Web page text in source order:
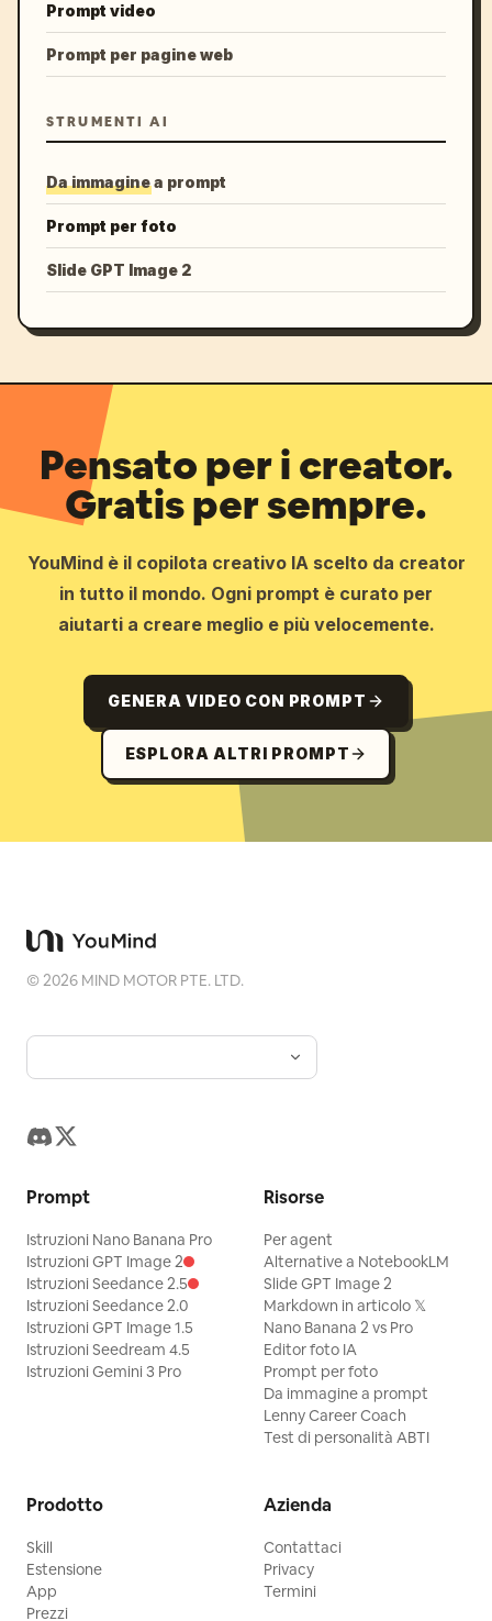
Prompt video
Prompt per pagine web
STRUMENTI AI
Da immagine a prompt
Prompt per foto
Slide GPT Image 2
Pensato per i creator.
Gratis per sempre.
YouMind è il copilota creativo IA scelto da creator
in tutto il mondo. Ogni prompt è curato per
aiutarti a creare meglio e più velocemente.
GENERA VIDEO CON PROMPT
ESPLORA ALTRI PROMPT
©2026 MIND MOTOR PTE. LTD.
Prompt
Istruzioni Nano Banana Pro
Istruzioni GPT Image 2
Istruzioni Seedance 2.5
Istruzioni Seedance 2.0
Istruzioni GPT Image 1.5
Istruzioni Seedream 4.5
Istruzioni Gemini 3 Pro
Risorse
Per agent
Alternative a NotebookLM
Slide GPT Image 2
Markdown in articolo 𝕏
Nano Banana 2 vs Pro
Editor foto IA
Prompt per foto
Da immagine a prompt
Lenny Career Coach
Test di personalità ABTI
Prodotto
Skill
Estensione
App
Prezzi
Azienda
Contattaci
Privacy
Termini